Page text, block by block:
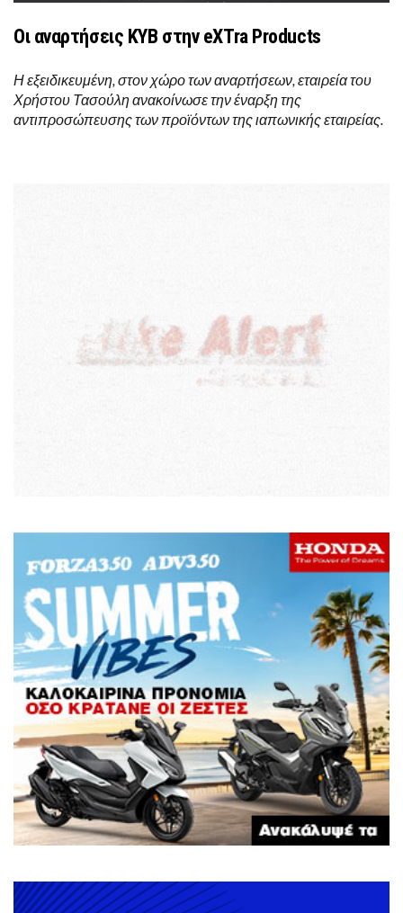
Οι αναρτήσεις KYB στην eXTra Products
Η εξειδικευμένη, στον χώρο των αναρτήσεων, εταιρεία του
Χρήστου Τασούλη ανακοίνωσε την έναρξη της
αντιπροσώπευσης των προϊόντων της ιαπωνικής εταιρείας.